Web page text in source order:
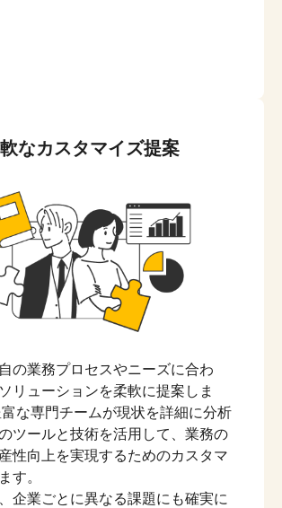
なカスタマイズ提案
の業務プロセスやニーズに合わ
リューションを柔軟に提案しま
な専門チームが現状を詳細に分析
ツールと技術を活用して、業務の
性向上を実現するためのカスタマ
す。
企業ごとに異なる課題にも確実に